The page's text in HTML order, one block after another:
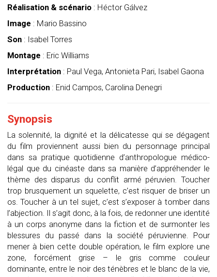
Réalisation & scénario : Héctor Gálvez
Image : Mario Bassino
Son : Isabel Torres
Montage : Eric Williams
Interprétation : Paul Vega, Antonieta Pari, Isabel Gaona
Production : Enid Campos, Carolina Denegri
Synopsis
La solennité, la dignité et la délicatesse qui se dégagent
du film proviennent aussi bien du personnage principal
dans sa pratique quotidienne d’anthropologue médico-
légal que du cinéaste dans sa manière d’appréhender le
thème des disparus du conflit armé péruvien. Toucher
trop brusquement un squelette, c’est risquer de briser un
os. Toucher à un tel sujet, c’est s’exposer à tomber dans
l’abjection. Il s’agit donc, à la fois, de redonner une identité
à un corps anonyme dans la fiction et de surmonter les
blessures du passé dans la société péruvienne. Pour
mener à bien cette double opération, le film explore une
zone, forcément grise – le gris comme couleur
dominante, entre le noir des ténèbres et le blanc de la vie,